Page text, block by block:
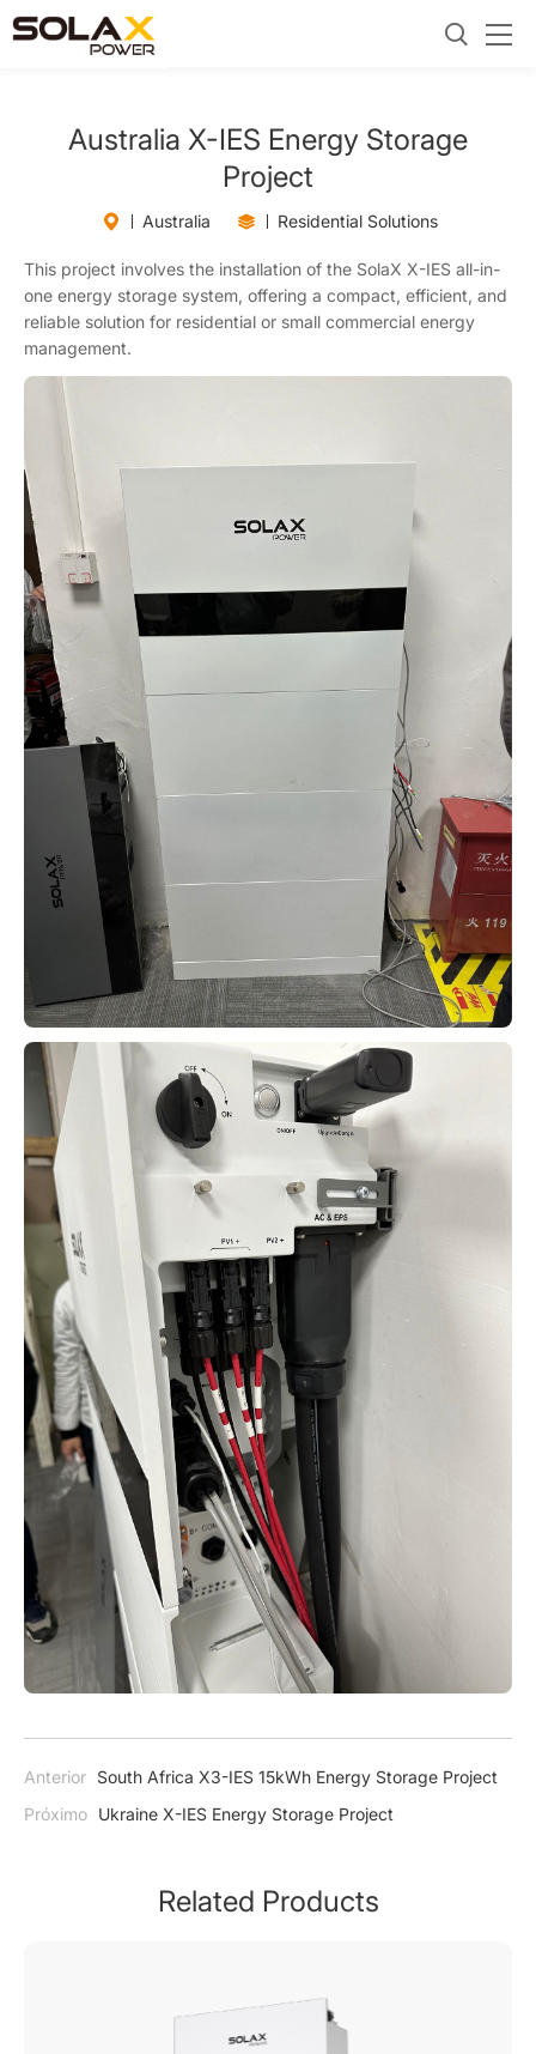
Australia X-IES Energy Storage
Project
Australia Residential Solutions
This project involves the installation of the SolaX X-IES all-in-
one energy storage system, offering a compact, efficient, and
reliable solution for residential or small commercial energy
management.
Anterior South Africa X3-IES 15kWh Energy Storage Project
Próximo Ukraine X-IES Energy Storage Project
Related Products